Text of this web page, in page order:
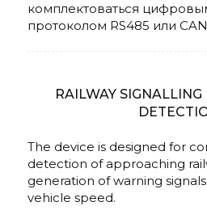
комплектоваться
протоколом RS485 или
RAILWAY
The device is designed for
detection of approaching
generation of warning
vehicle speed.